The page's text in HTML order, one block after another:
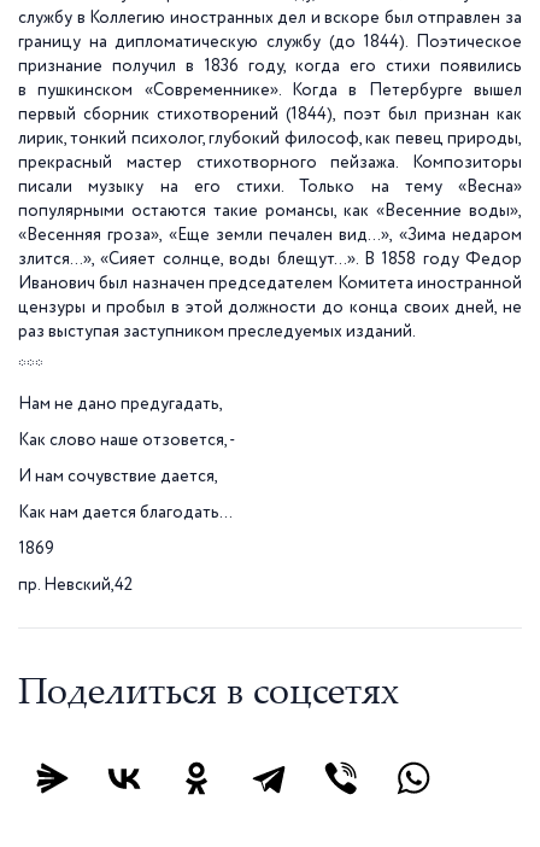
службу в Коллегию иностранных дел и вскоре был отправлен за
границу на дипломатическую службу (до 1844). Поэтическое
признание получил в 1836 году, когда его стихи появились
в пушкинском «Современнике». Когда в Петербурге вышел
первый сборник стихотворений (1844), поэт был признан как
лирик, тонкий психолог, глубокий философ, как певец природы,
прекрасный мастер стихотворного пейзажа. Композиторы
писали музыку на его стихи. Только на тему «Весна»
популярными остаются такие романсы, как «Весенние воды»,
«Весенняя гроза», «Еще земли печален вид...», «Зима недаром
злится...», «Сияет солнце, воды блещут...». В 1858 году Федор
Иванович был назначен председателем Комитета иностранной
цензуры и пробыл в этой должности до конца своих дней, не
раз выступая заступником преследуемых изданий.
***
Нам не дано предугадать,
Как слово наше отзовется, -
И нам сочувствие дается,
Как нам дается благодать...
1869
пр. Невский,42
Поделиться в соцсетях